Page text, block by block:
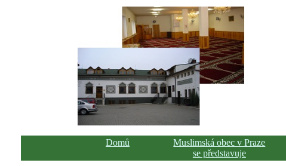
Domů
Muslimská obec v Praze
se představuje